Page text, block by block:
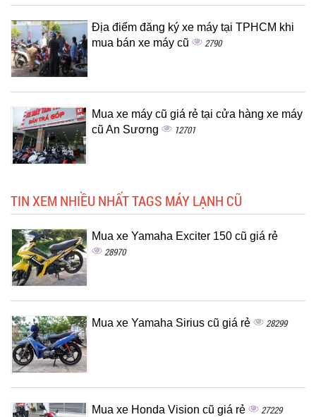
Địa điểm đăng ký xe máy tại TPHCM khi
mua bán xe máy cũ
2790
Mua xe máy cũ giá rẻ tại cửa hàng xe máy
cũ An Sương
12701
TIN XEM NHIỀU NHẤT TAGS MÁY LẠNH CŨ
Mua xe Yamaha Exciter 150 cũ giá rẻ
28970
Mua xe Yamaha Sirius cũ giá rẻ 28299
Mua xe Honda Vision cũ giá rẻ 27229